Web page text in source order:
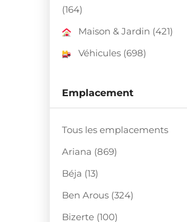
(164)
Maison & Jardin (421)
Véhicules (698)
Emplacement
Tous les emplacements
Ariana (869)
Béja (13)
Ben Arous (324)
Bizerte (100)